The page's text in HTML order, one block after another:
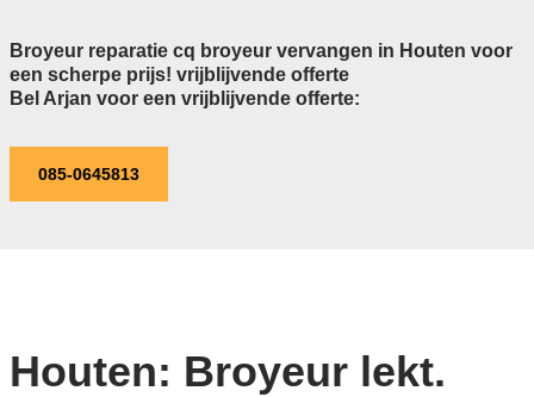
Broyeur reparatie cq broyeur vervangen in Houten voor
een scherpe prijs! vrijblijvende offerte
Bel Arjan voor een vrijblijvende offerte:
085-0645813
Houten: Broyeur lekt.